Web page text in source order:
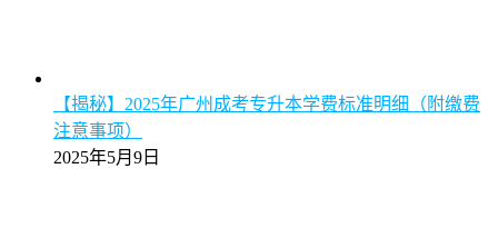
【揭秘】2025年广州成考专升本学费标准明细（附缴费
注意事项）
2025年5月9日